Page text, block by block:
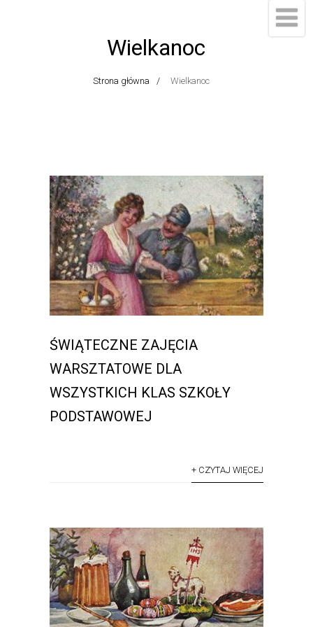
Wielkanoc
Strona główna Wielkanoc
ŚWIĄTECZNE ZAJĘCIA
WARSZTATOWE DLA
WSZYSTKICH KLAS SZKOŁY
PODSTAWOWEJ
+ CZYTAJ WIĘCEJ